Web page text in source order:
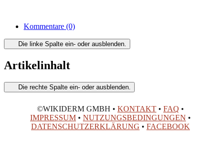
Kommentare (0)
Die linke Spalte ein- oder ausblenden.
Artikelinhalt
Die rechte Spalte ein- oder ausblenden.
©WIKIDERM GMBH • KONTAKT • FAQ •
IMPRESSUM • NUTZUNGSBEDINGUNGEN •
DATENSCHUTZERKLÄRUNG • FACEBOOK